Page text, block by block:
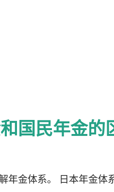
国民年金的
年金体系。 日本年金体